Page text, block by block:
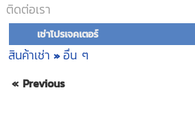
ติดต่อเรา
เช่าโปรเจคเตอร์
สินค้าเช่า »อื่น ๆ
« Previous